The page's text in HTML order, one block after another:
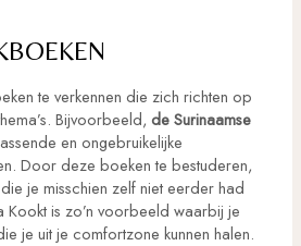
te verkennen die zich richten op
Bijvoorbeeld, de Surinaamse
en ongebruikelijke
Door deze boeken te bestuderen,
je misschien zelf niet eerder had
Kookt is zo’n voorbeeld waarbij je
je uit je comfortzone kunnen halen.